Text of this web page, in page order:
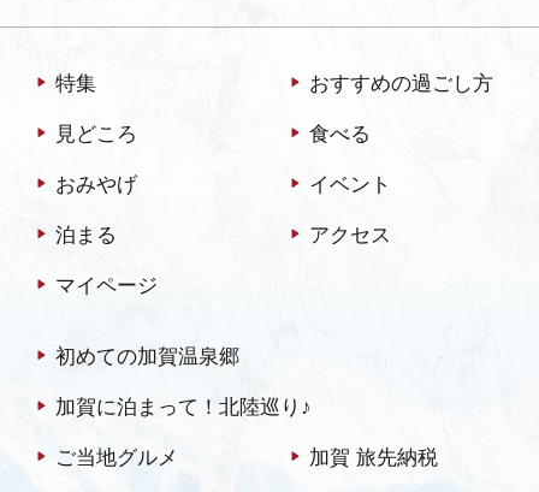
特集 おすすめの過ごし方
見どころ 食べる
おみやげ イベント
泊まる アクセス
マイページ
初めての加賀温泉郷
加賀に泊まって！北陸巡り♪
ご当地グルメ 加賀 旅先納税